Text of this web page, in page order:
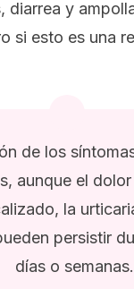
diarrea y
si esto es una
de los
aunque el
la
persistir
días o semanas.